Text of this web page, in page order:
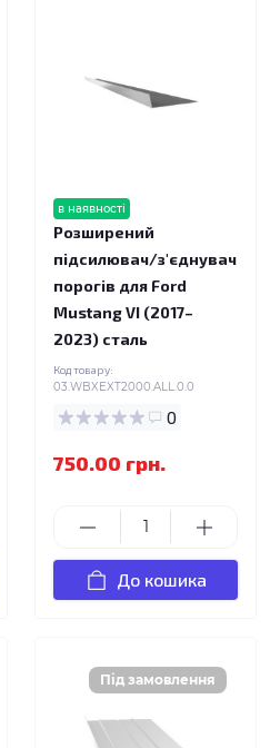
в наявності
Розширений
підсилювач/з'єднувач
порогів для Ford
Mustang VI (2017–
2023) сталь
Код товару:
03.WBXEXT2000.ALL.0.0
0
750.00 грн.
До кошика